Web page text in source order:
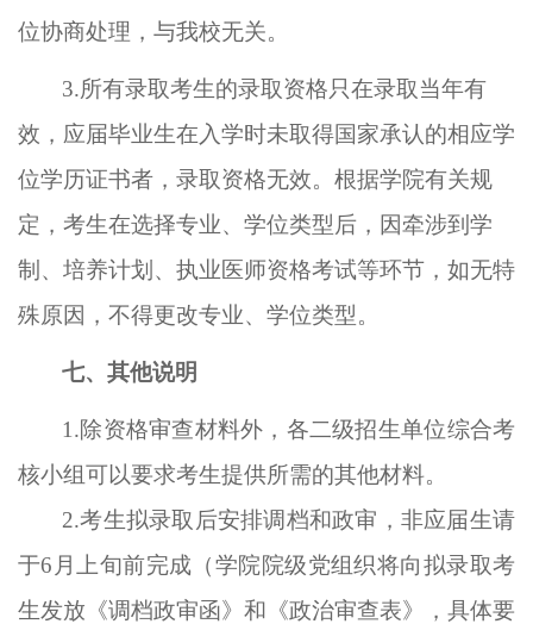
位协商处理，与我校无关。
3.所有录取考生的录取资格只在录取当年有
效 ，应届毕业生在入学时未取得国家承认的相应学
位学历证书者，录取资格无效。根据学院有关规
定，考生在选择专业、学位类型后，因牵涉到学
制、培养计划、执业医师资格考试等环节，如无特
殊原因，不得更改专业、学位类型。
七、其他说明
1.除资格审查材料外，各二级招生单位综合考
核小组可以要求考生提供所需的其他材料。
2.考生拟录取后安排调档和政审，非应届生请
于6月上旬前完成（学院院级党组织将向拟录取考
生发放《调档政审函》和《政治审查表》
， 具体要